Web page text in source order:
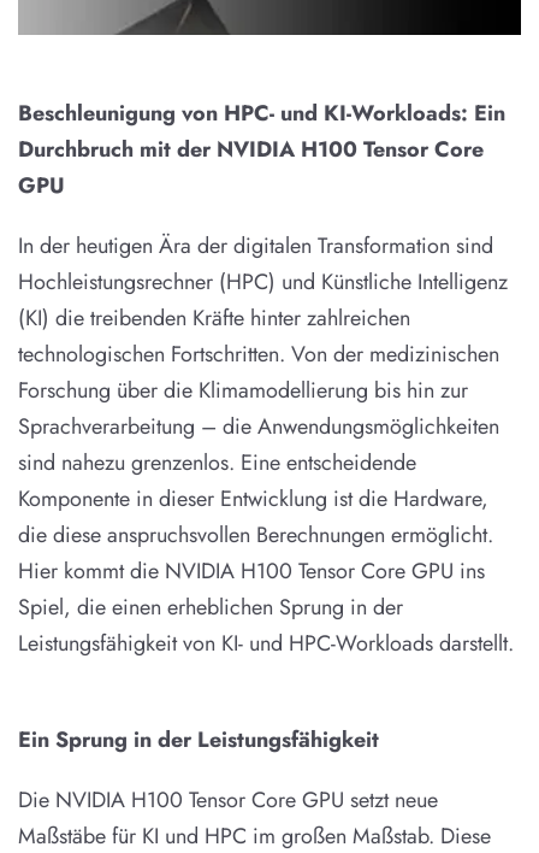
Beschleunigung von HPC- und KI-Workloads: Ein
Durchbruch mit der NVIDIA H100 Tensor Core
GPU
In der heutigen Ära der digitalen Transformation sind
Hochleistungsrechner (HPC) und Künstliche Intelligenz
(KI) die treibenden Kräfte hinter zahlreichen
technologischen Fortschritten. Von der medizinischen
Forschung über die Klimamodellierung bis hin zur
Sprachverarbeitung – die Anwendungsmöglichkeiten
sind nahezu grenzenlos. Eine entscheidende
Komponente in dieser Entwicklung ist die Hardware,
die diese anspruchsvollen Berechnungen ermöglicht.
Hier kommt die NVIDIA H100 Tensor Core GPU ins
Spiel, die einen erheblichen Sprung in der
Leistungsfähigkeit von KI- und HPC-Workloads darstellt.
Ein Sprung in der Leistungsfähigkeit
Die NVIDIA H100 Tensor Core GPU setzt neue
Maßstäbe für KI und HPC im großen Maßstab. Diese